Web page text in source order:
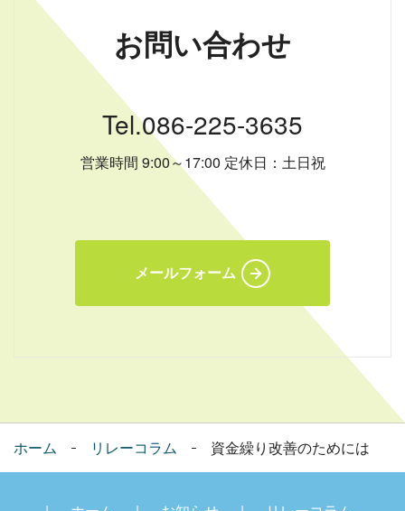
お問い合わせ
Tel.086-225-3635
営業時間 9:00～17:00 定休日：土日祝
メールフォーム
ホーム リレーコラム 資金繰り改善のためには